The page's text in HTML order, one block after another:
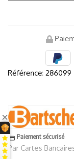
Référence: 286099
Paiement sécurisé
Par Cartes